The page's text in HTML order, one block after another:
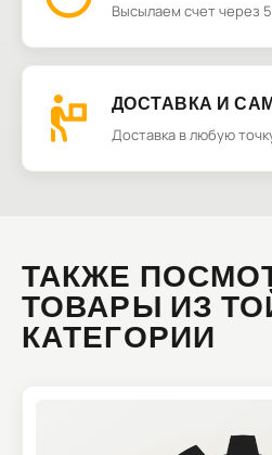
Высылаем счет через
ДОСТАВКА И
Доставка в любую
ТАКЖЕ
ТОВАРЫ ИЗ
КАТЕГОРИИ